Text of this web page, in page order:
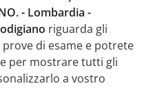
- Lombardia -
riguarda gli
di esame e potrete
per mostrare tutti gli
a vostro